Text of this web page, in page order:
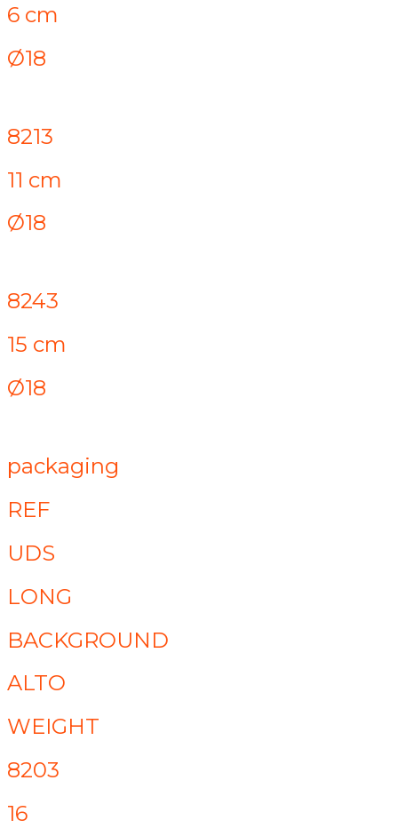
6 cm
Ø18
8213
11 cm
Ø18
8243
15 cm
Ø18
packaging
REF
UDS
LONG
BACKGROUND
ALTO
WEIGHT
8203
16